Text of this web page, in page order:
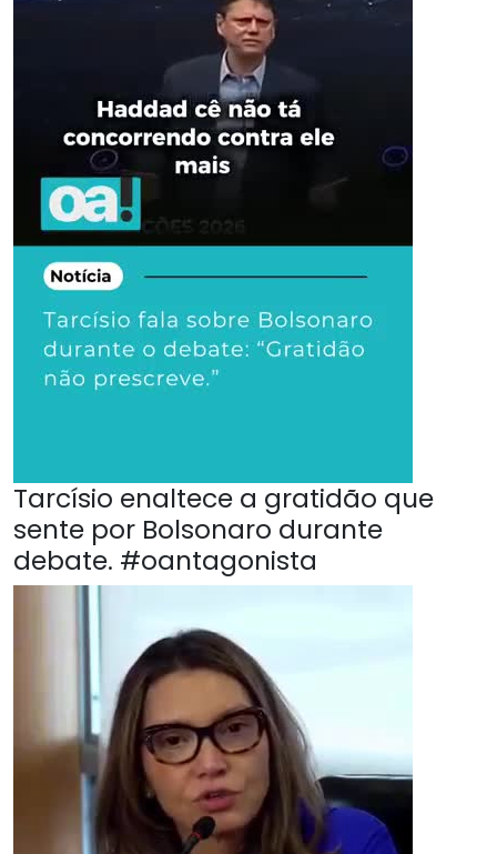
Tarcísio enaltece a gratidão que
sente por Bolsonaro durante
debate. #oantagonista